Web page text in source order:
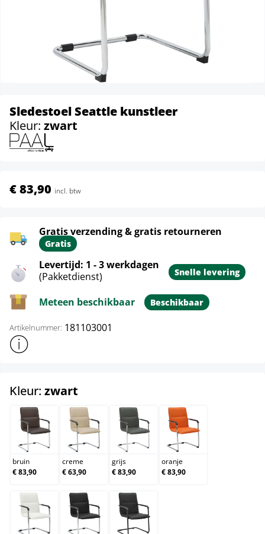
Sledestoel Seattle kunstleer
Kleur: zwart
€ 83,90 incl. btw
Gratis verzending & gratis retourneren
Gratis
Levertijd: 1 - 3 werkdagen
(Pakketdienst)
Snelle levering
Meteen beschikbaar Beschikbaar
Artikelnummer: 181103001
Toon meer productinformatie
Kleur: zwart
bruin
bruin
€ 83,90
creme
creme
€ 63,90
grijs
grijs
€ 83,90
oranje
oranje
€ 83,90
wit zwart zwart/zwart